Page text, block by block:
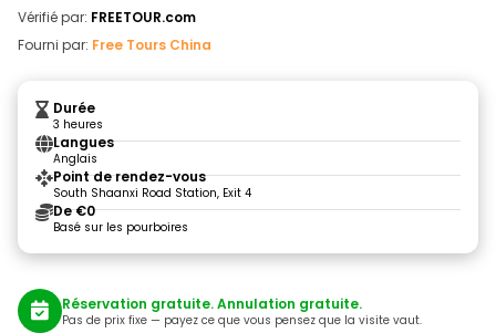
Vérifié par: FREETOUR.com
Fourni par: Free Tours China
Durée
3 heures
Langues
Anglais
Point de rendez-vous
South Shaanxi Road Station, Exit 4
De €0
Basé sur les pourboires
Réservation gratuite. Annulation gratuite.
Pas de prix fixe — payez ce que vous pensez que la visite vaut.